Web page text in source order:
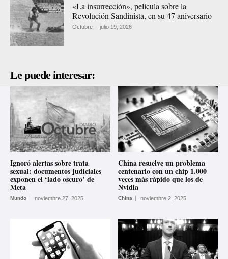
«La insurrección», película sobre la
Revolución Sandinista, en su 47 aniversario
Octubre - julio 19, 2026
Le puede interesar:
Ignoró alertas sobre trata
sexual: documentos judiciales
exponen el ‘lado oscuro’ de
Meta
Mundo noviembre 27, 2025
China resuelve un problema
centenario con un chip 1.000
veces más rápido que los de
Nvidia
China noviembre 2, 2025